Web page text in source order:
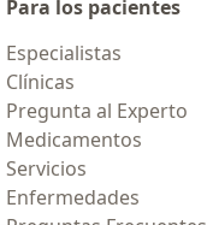
Para los pacientes
Especialistas
Clínicas
Pregunta al Experto
Medicamentos
Servicios
Enfermedades